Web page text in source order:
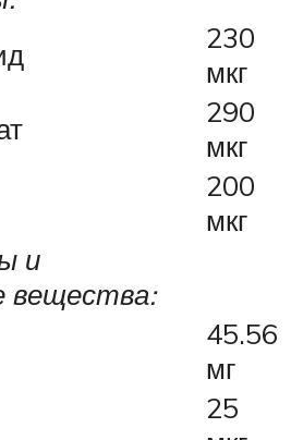
230
мкг
290
мкг
200
мкг
и
вещества:
45.56
мг
25